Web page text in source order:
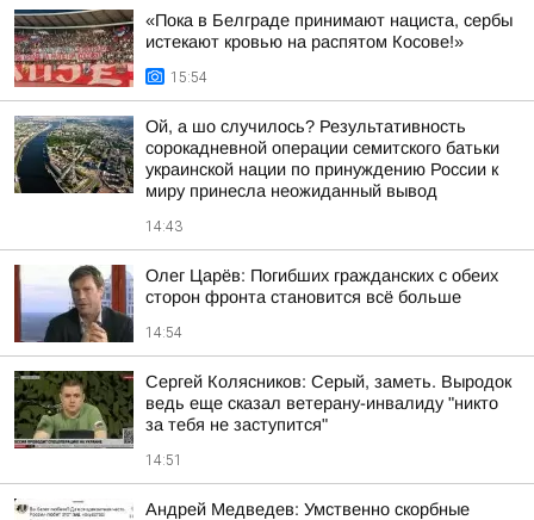
«Пока в Белграде принимают нациста, сербы
истекают кровью на распятом Косове!»
15:54
Ой, а шо случилось? Результативность
сорокадневной операции семитского батьки
украинской нации по принуждению России к
миру принесла неожиданный вывод
14:43
Олег Царёв: Погибших гражданских с обеих
сторон фронта становится всё больше
14:54
Сергей Колясников: Серый, заметь. Выродок
ведь еще сказал ветерану-инвалиду "никто
за тебя не заступится"
14:51
Андрей Медведев: Умственно скорбные